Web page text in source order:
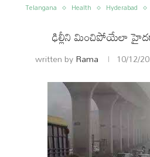
Telangana Health Hyderabad
ఢిల్లీని మించిపోయేలా
written byRama 10/12/